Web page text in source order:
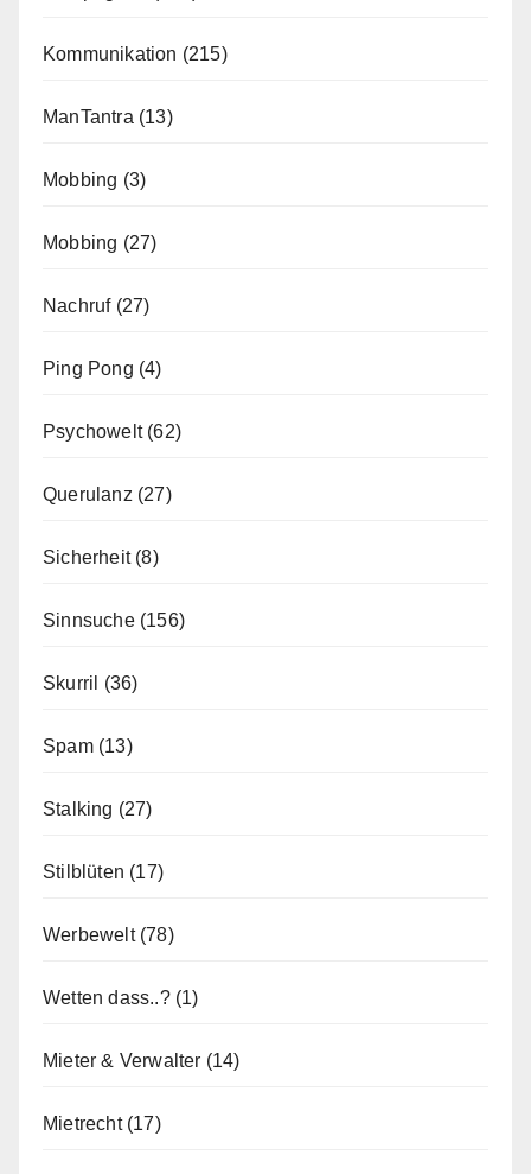
Kommunikation (215)
ManTantra (13)
Mobbing (3)
Mobbing (27)
Nachruf(27)
Ping Pong (4)
Psychowelt(62)
Querulanz (27)
Sicherheit(8)
Sinnsuche(156)
Skurril (36)
Spam(13)
Stalking (27)
Stilblüten (17)
Werbewelt(78)
Wetten dass..?(1)
Mieter & Verwalter (14)
Mietrecht(17)